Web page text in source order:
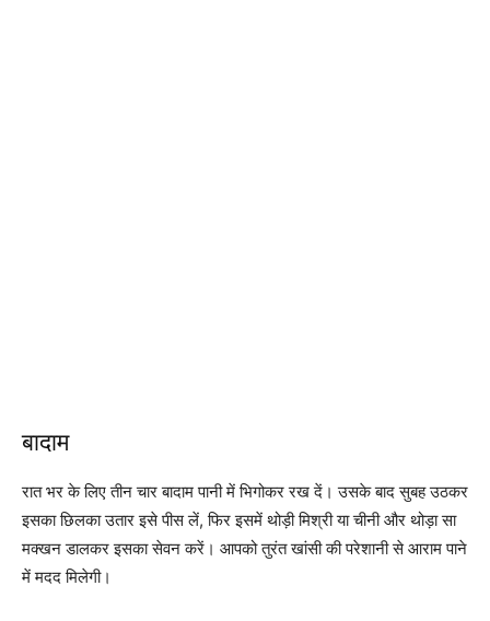
बादाम
रात भर के लिए तीन चार बादाम पानी में भिगोकर रख दें। उसके बाद सुबह उठकर
इसका छिलका उतार इसे पीस लें, फिर इसमें थोड़ी मिश्री या चीनी और थोड़ा सा
मक्खन डालकर इसका सेवन करें। आपको तुरंत खांसी की परेशानी से आराम पाने
में मदद मिलेगी।